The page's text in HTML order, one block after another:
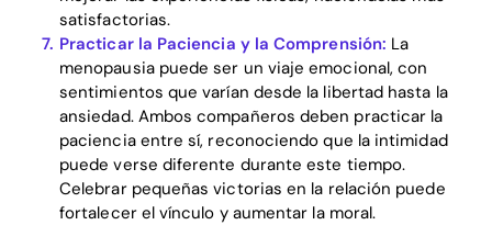
satisfactorias.
Practicar la Paciencia y la Comprensión: La
menopausia puede ser un viaje emocional, con
sentimientos que varían desde la libertad hasta la
ansiedad. Ambos compañeros deben practicar la
paciencia entre sí, reconociendo que la intimidad
puede verse diferente durante este tiempo.
Celebrar pequeñas victorias en la relación puede
fortalecer el vínculo y aumentar la moral.